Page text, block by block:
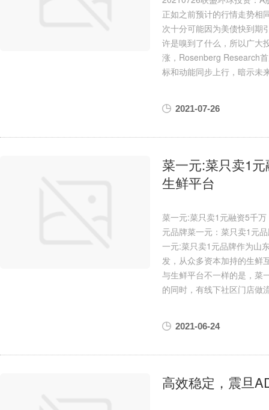
正如之前预计的行情走势相
次十分可能因为美债快到期
许是嗅到了什么，所以广大
涨，Rosenberg Research
标和动能同步上行，暗示未
2021-07-26
菜一元:菜只卖1
生鲜平台
菜一元:菜只卖1元融资5千
元品牌菜一元：菜只卖1元
一元:菜只卖1元品牌作为山
发，从众多资本加持的生鲜
与生鲜平台不一样的是，菜
的同时，有线下社区门店做
2021-06-24
高效稳定，震旦